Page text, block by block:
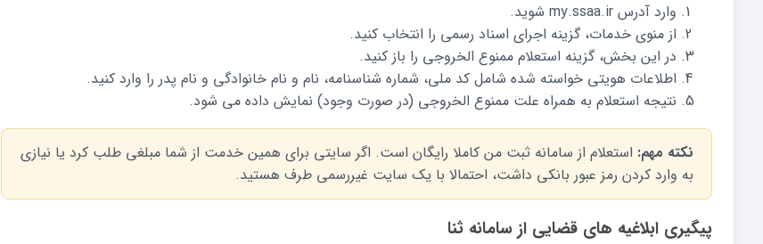
وارد آدرس my.ssaa.ir شوید.
از منوی خدمات، گزینه اجرای اسناد رسمی را انتخاب کنید.
در این بخش، گزینه استعلام ممنوع الخروجی را باز کنید.
اطلاعات هویتی خواسته شده شامل کد ملی، شماره شناسنامه، نام و نام خانوادگی و نام پدر را وارد کنید.
نتیجه استعلام به همراه علت ممنوع الخروجی (در صورت وجود) نمایش داده می شود.
نکته مهم: استعلام از سامانه ثبت من کاملا رایگان است. اگر سایتی برای همین خدمت از شما مبلغی طلب کرد یا نیازی
به وارد کردن رمز عبور بانکی داشت، احتمالا با یک سایت غیررسمی طرف هستید.
پیگیری ابلاغیه های قضایی از سامانه ثنا